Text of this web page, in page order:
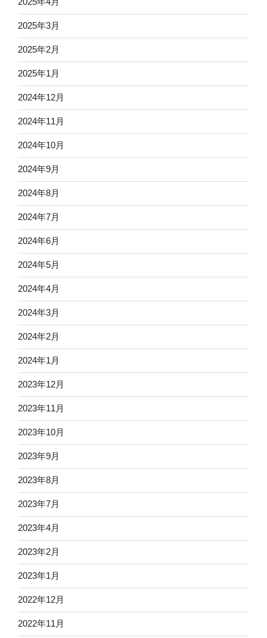
2025年3月
2025年2月
2025年1月
2024年12月
2024年11月
2024年10月
2024年9月
2024年8月
2024年7月
2024年6月
2024年5月
2024年4月
2024年3月
2024年2月
2024年1月
2023年12月
2023年11月
2023年10月
2023年9月
2023年8月
2023年7月
2023年4月
2023年2月
2023年1月
2022年12月
2022年11月